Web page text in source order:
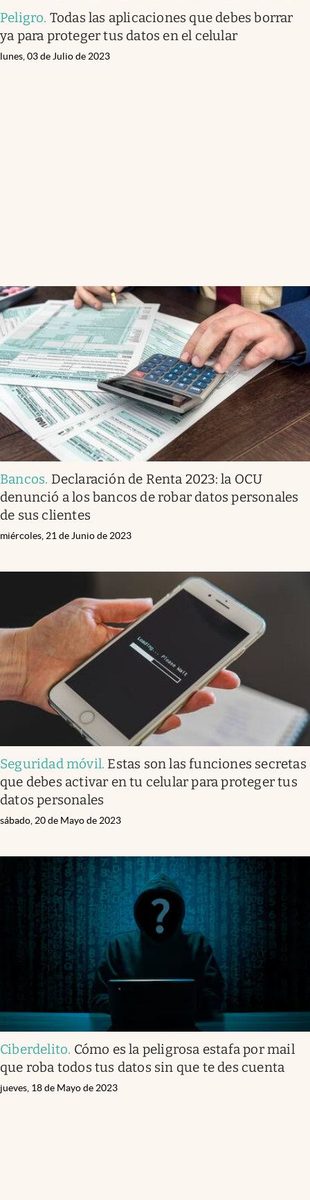
Peligro. Todas las aplicaciones que debes borrar
ya para proteger tus datos en el celular
lunes, 03 de Julio de 2023
Bancos. Declaración de Renta 2023: la OCU
denunció a los bancos de robar datos personales
de sus clientes
miércoles, 21 de Junio de 2023
Seguridad móvil. Estas son las funciones secretas
que debes activar en tu celular para proteger tus
datos personales
sábado, 20 de Mayo de 2023
Ciberdelito. Cómo es la peligrosa estafa por mail
que roba todos tus datos sin que te des cuenta
jueves, 18 de Mayo de 2023